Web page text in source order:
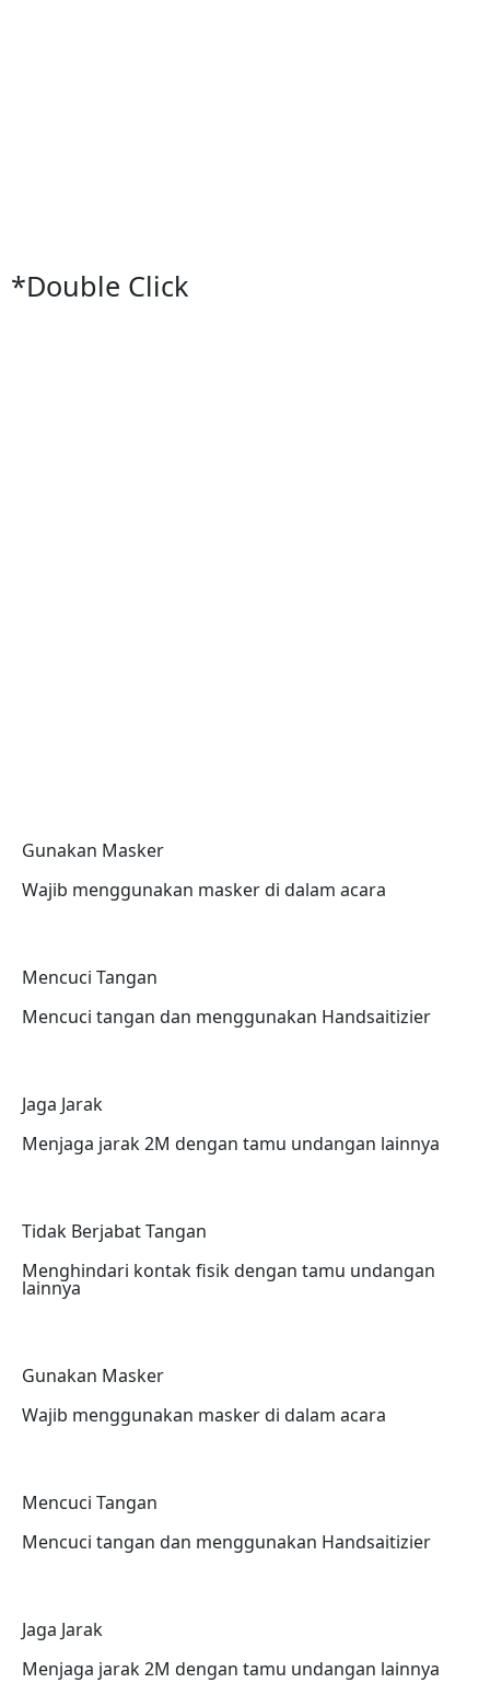
*Double Click
Gunakan Masker
Wajib menggunakan masker di dalam acara
Mencuci Tangan
Mencuci tangan dan menggunakan Handsaitizier
Jaga Jarak
Menjaga jarak 2M dengan tamu undangan lainnya
Tidak Berjabat Tangan
Menghindari kontak fisik dengan tamu undangan
lainnya
Gunakan Masker
Wajib menggunakan masker di dalam acara
Mencuci Tangan
Mencuci tangan dan menggunakan Handsaitizier
Jaga Jarak
Menjaga jarak 2M dengan tamu undangan lainnya